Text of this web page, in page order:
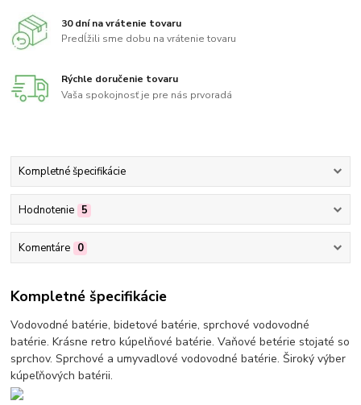
30 dní na vrátenie tovaru
Predĺžili sme dobu na vrátenie tovaru
Rýchle doručenie tovaru
Vaša spokojnosť je pre nás prvoradá
Kompletné špecifikácie
Hodnotenie 5
Komentáre 0
Kompletné špecifikácie
Vodovodné batérie, bidetové batérie, sprchové vodovodné
batérie. Krásne retro kúpelňové batérie. Vaňové betérie stojaté so
sprchov. Sprchové a umyvadlové vodovodné batérie. Široký výber
kúpeľňových batérii.